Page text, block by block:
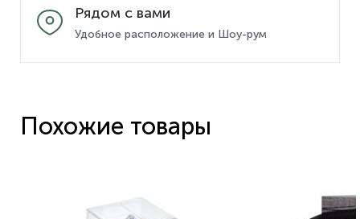
Рядом с вами
Удобное расположение и Шоу-рум
Похожие товары